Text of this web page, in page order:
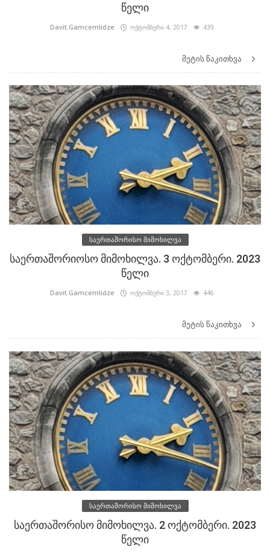
წელი
Davit.Gamcemlidze ოქტომბერი 4, 2017 439
მეტის წაკითხვა
საერთაშორისო მიმოხილვა
საერთაშორიოსო მიმოხილვა. 3 ოქტომბერი. 2023
წელი
Davit.Gamcemlidze ოქტომბერი 3, 2017 446
მეტის წაკითხვა
საერთაშორისო მიმოხილვა
საერთაშორისო მიმოხილვა. 2 ოქტომბერი. 2023
წელი